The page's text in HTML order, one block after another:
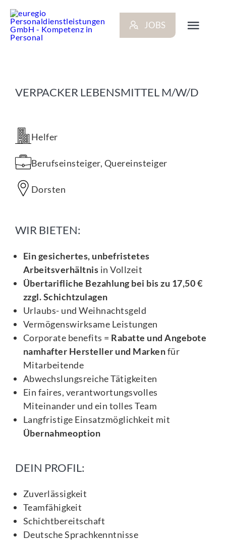
Inhalt
springen
JOBS
BEWERBER
NEWS
STANDORTE
KONTAKT
VERPACKER LEBENSMITTEL M/W/D
Helfer
Berufseinsteiger, Quereinsteiger
Dorsten
WIR BIETEN:
Ein gesichertes, unbefristetes
Arbeitsverhältnis in Vollzeit
Übertarifliche Bezahlung bei bis zu 17,50 €
zzgl. Schichtzulagen
Urlaubs- und Weihnachtsgeld
Vermögenswirksame Leistungen
Corporate benefits = Rabatte und Angebote
namhafter Hersteller und Markenfür
Mitarbeitende
Abwechslungsreiche Tätigkeiten
Ein faires, verantwortungsvolles
Miteinander und ein tolles Team
Langfristige Einsatzmöglichkeit mit
Übernahmeoption
DEIN PROFIL:
Zuverlässigkeit
Teamfähigkeit
Schichtbereitschaft
Deutsche Sprachkenntnisse